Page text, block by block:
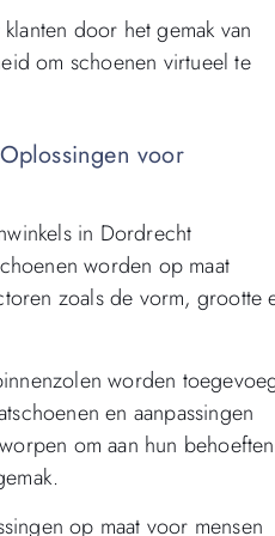
door het gemak van
om schoenen virtueel te
voor
in Dordrecht
worden op maat
zoals de vorm, grootte
worden
en aanpassingen
om aan hun behoeften
op maat voor mensen